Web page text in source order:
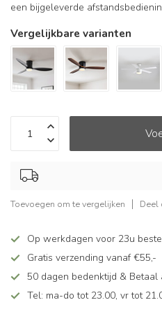
een bijgeleverde
Vergelijkbare varianten
Toevoegen om te vergelijken Deel
Op werkdagen voor 23u
Gratis verzending vanaf €55,-
50 dagen bedenktijd & Betaal
Tel: ma-do tot 23.00, vr tot